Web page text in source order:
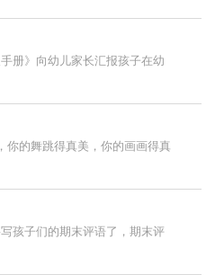
册》向幼儿家长汇报孩子在幼
你的舞跳得真美，你的画画得真
孩子们的期末评语了，期末评